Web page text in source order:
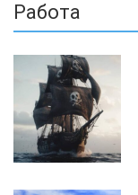
Работа